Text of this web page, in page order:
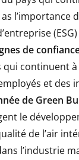
l’importance
de
continuent
et des
de Green
le
de l’air
l’industrie